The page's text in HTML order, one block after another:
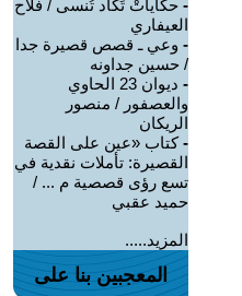
- حكاياتْ تَكاد تُنسى / فلاح
العيفاري
- وعي ـ قصص قصيرة جدا
/ حسين جداونه
-
ديوان 23 الحاوي
والعصفور / منصور
الريكان
-كتاب «عين على القصة
القصيرة: تأملات نقدية في
تسع رؤى قصصية م ... /
حميد عقبي
المزيد.....
المعجبين بنا على